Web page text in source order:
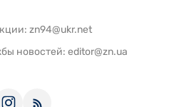
zn94@ukr.net
новостей: editor@zn.ua